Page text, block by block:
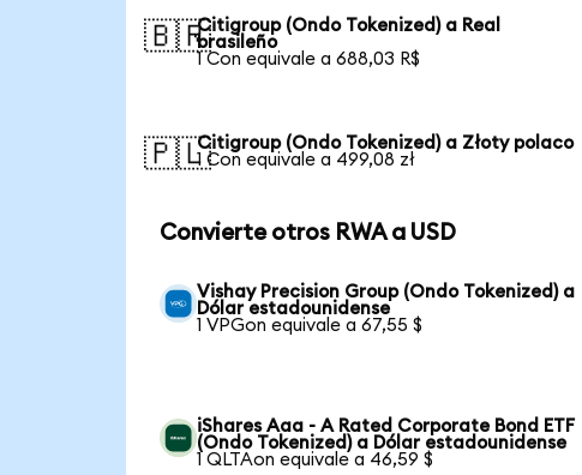
🇧🇷Citigroup (Ondo Tokenized) a Real
brasileño
1 Con equivale a 688,03 R$
🇵🇱Citigroup (Ondo Tokenized) a Złoty polaco
1 Con equivale a 499,08 zł
Convierte otros RWA a USD
Vishay Precision Group (Ondo Tokenized) a
Dólar estadounidense
1 VPGon equivale a 67,55 $
iShares Aaa - A Rated Corporate Bond ETF
(Ondo Tokenized) a Dólar estadounidense
1 QLTAon equivale a 46,59 $